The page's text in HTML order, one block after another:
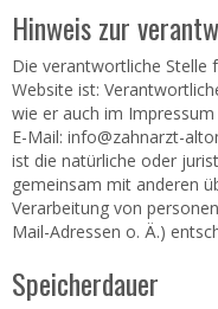
Hinweis zur
Die verantwortliche Stelle
Website ist:
wie er auch im
E-Mail: info@zahnarzt-
ist die natürliche oder
gemeinsam mit anderen
Verarbeitung von
Mail-Adressen o. Ä.)
Speicherdauer